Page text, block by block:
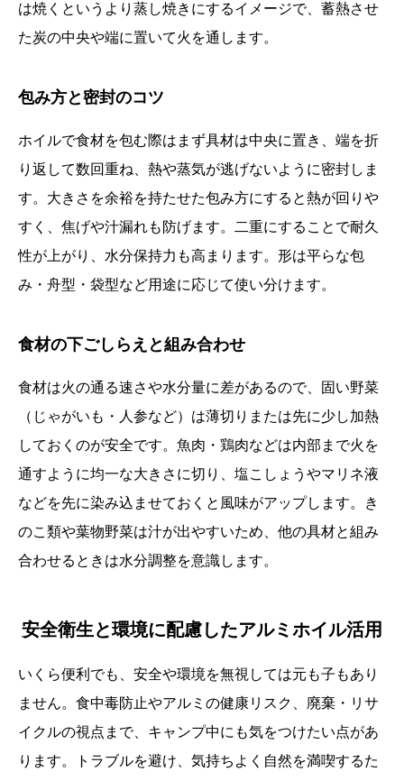
は焼くというより蒸し焼きにするイメージで、蓄熱させ
た炭の中央や端に置いて火を通します。
包み方と密封のコツ
ホイルで食材を包む際はまず具材は中央に置き、端を折
り返して数回重ね、熱や蒸気が逃げないように密封しま
す。大きさを余裕を持たせた包み方にすると熱が回りや
すく、焦げや汁漏れも防げます。二重にすることで耐久
性が上がり、水分保持力も高まります。形は平らな包
み・舟型・袋型など用途に応じて使い分けます。
食材の下ごしらえと組み合わせ
食材は火の通る速さや水分量に差があるので、固い野菜
（じゃがいも・人参など）は薄切りまたは先に少し加熱
しておくのが安全です。魚肉・鶏肉などは内部まで火を
通すように均一な大きさに切り、塩こしょうやマリネ液
などを先に染み込ませておくと風味がアップします。き
のこ類や葉物野菜は汁が出やすいため、他の具材と組み
合わせるときは水分調整を意識します。
安全衛生と環境に配慮したアルミホイル活用
いくら便利でも、安全や環境を無視しては元も子もあり
ません。食中毒防止やアルミの健康リスク、廃棄・リサ
イクルの視点まで、キャンプ中にも気をつけたい点があ
ります。トラブルを避け、気持ちよく自然を満喫するた